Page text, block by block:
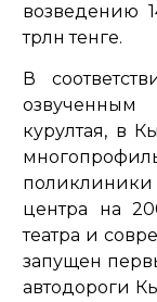
возведению
трлн тенге.
В
озвученным
курултая, в
центра на
театра и
запущен
автодороги